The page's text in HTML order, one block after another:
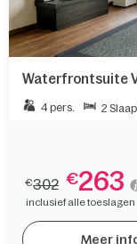
Waterfrontsuite
4 pers. 2
€302 €263
inclusief alle toeslagen
Meer